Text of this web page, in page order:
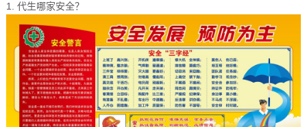
1. 代生哪家安全？